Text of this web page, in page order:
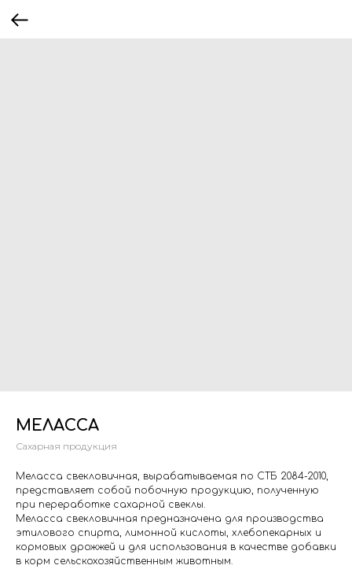
МЕЛАССА
Сахарная продукция
Меласса свекловичная, вырабатываемая по СТБ 2084-2010,
представляет собой побочную продукцию, полученную
при переработке сахарной свеклы.
Меласса свекловичная предназначена для производства
этилового спирта, лимонной кислоты, хлебопекарных и
кормовых дрожжей и для использования в качестве добавки
в корм сельскохозяйственным животным.